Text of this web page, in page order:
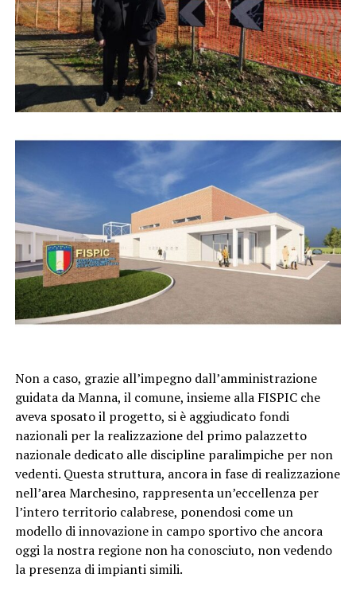
Non a caso, grazie all’impegno dall’amministrazione
guidata da Manna, il comune, insieme alla FISPIC che
aveva sposato il progetto, si è aggiudicato fondi
nazionali per la realizzazione del primo palazzetto
nazionale dedicato alle discipline paralimpiche per non
vedenti. Questa struttura, ancora in fase di realizzazione
nell’area Marchesino, rappresenta un’eccellenza per
l’intero territorio calabrese, ponendosi come un
modello di innovazione in campo sportivo che ancora
oggi la nostra regione non ha conosciuto, non vedendo
la presenza di impianti simili.